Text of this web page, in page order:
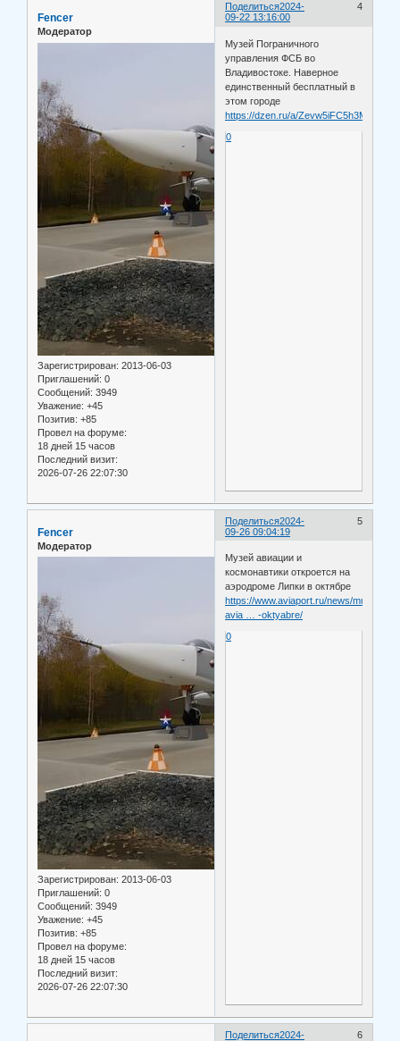
Поделиться 4
2024-
09-22 13:16:00
Fencer
Модератор
Зарегистрирован: 2013-06-03
Приглашений: 0
Сообщений: 3949
Уважение: +45
Позитив: +85
Провел на форуме:
18 дней 15 часов
Последний визит:
2026-07-26 22:07:30
Музей Пограничного
управления ФСБ во
Владивостоке. Наверное
единственный бесплатный в
этом городе
https://dzen.ru/a/Zevw5iFC5h3M1qmp
0
Поделиться 5
2024-
09-26 09:04:19
Fencer
Модератор
Зарегистрирован: 2013-06-03
Приглашений: 0
Сообщений: 3949
Уважение: +45
Позитив: +85
Провел на форуме:
18 дней 15 часов
Последний визит:
2026-07-26 22:07:30
Музей авиации и
космонавтики откроется на
аэродроме Липки в октябре
https://www.aviaport.ru/news/muzey-
avia … -oktyabre/
0
Поделиться 6
2024-